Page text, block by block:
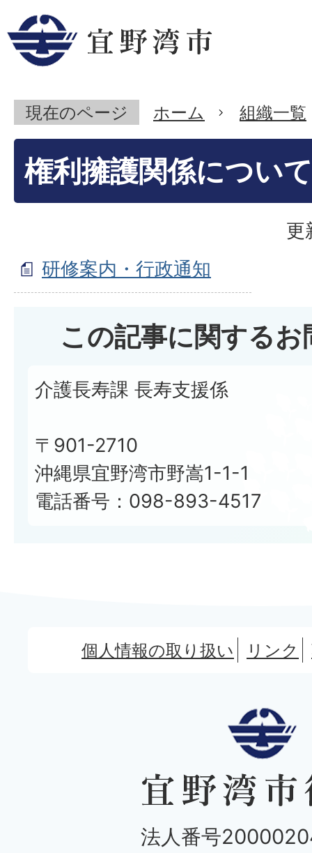
現在のページ ホーム 組織一覧
権利擁護関係について
更
研修案内・行政通知
この記事に関する
介護長寿課 長寿支援係
〒901-2710
沖縄県宜野湾市野嵩1-1-1
電話番号：098-893-4517
個人情報の取り扱い リンク
法人番号